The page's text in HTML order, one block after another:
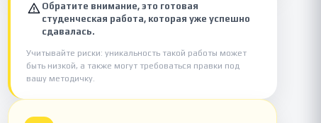
Обратите внимание, это готовая
студенческая работа, которая уже успешно
сдавалась.
Учитывайте риски: уникальность такой работы может
быть низкой, а также могут требоваться правки под
вашу методичку.